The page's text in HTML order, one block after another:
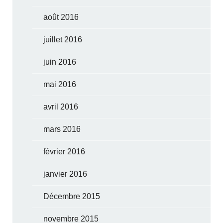
août 2016
juillet 2016
juin 2016
mai 2016
avril 2016
mars 2016
février 2016
janvier 2016
Décembre 2015
novembre 2015